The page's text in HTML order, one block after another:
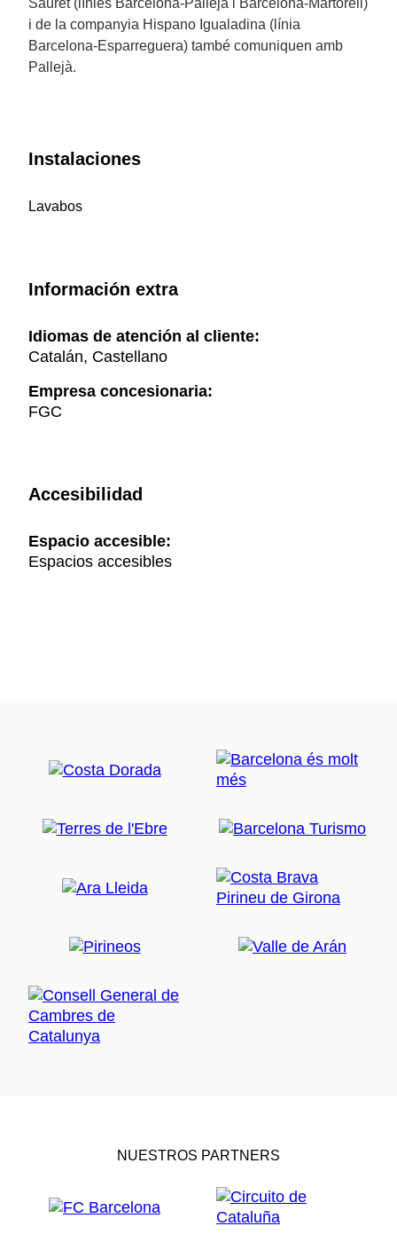
Sauret (línies Barcelona-Pallejà i Barcelona-Martorell)
i de la companyia Hispano Igualadina (línia
Barcelona-Esparreguera) també comuniquen amb
Pallejà.
Instalaciones
Lavabos
Información extra
Idiomas de atención al cliente:
Catalán, Castellano
Empresa concesionaria:
FGC
Accesibilidad
Espacio accesible:
Espacios accesibles
NUESTROS PARTNERS